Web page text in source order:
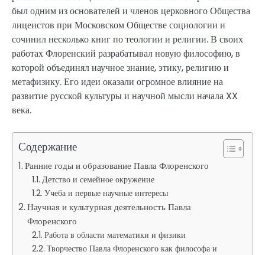
был одним из основателей и членов церковного Общества
лицеистов при Московском Обществе социологии и
сочинил несколько книг по теологии и религии. В своих
работах Флоренский разрабатывал новую философию, в
которой объединял научное знание, этику, религию и
метафизику. Его идеи оказали огромное влияние на
развитие русской культуры и научной мысли начала XX
века.
Содержание
Ранние годы и образование Павла Флоренского
Детство и семейное окружение
Учеба и первые научные интересы
Научная и культурная деятельность Павла
Флоренского
Работа в области математики и физики
Творчество Павла Флоренского как философа и